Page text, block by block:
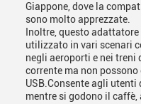
Giappone, dove la
sono molto apprezzate.
Inoltre, questo adattatore
utilizzato in vari scenari
negli aeroporti e nei treni
corrente ma non
USB.Consente agli
mentre si godono il caffè,